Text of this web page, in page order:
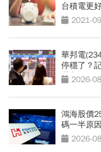
台積電更
2021-
華邦電
停穩了？
選它2026-
鴻海股價
碼一半原
2026-